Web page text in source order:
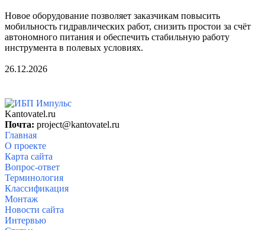
Новое оборудование позволяет заказчикам повысить
мобильность гидравлических работ, снизить простои за счёт
автономного питания и обеспечить стабильную работу
инструмента в полевых условиях.
26.12.2026
Kantovatel.ru
Почта: project@kantovatel.ru
Главная
О проекте
Карта сайта
Вопрос-ответ
Терминология
Классификация
Монтаж
Новости сайта
Интервью